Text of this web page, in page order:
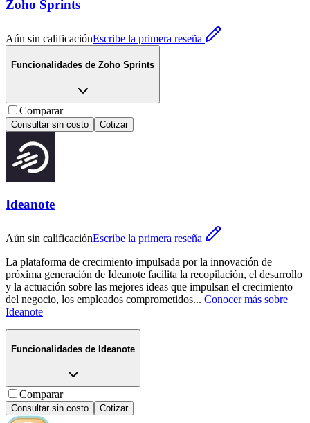
Zoho Sprints
Aún sin calificaciónEscribe la primera reseña
Funcionalidades de Zoho Sprints
Comparar
Consultar sin costo Cotizar
Ideanote
Aún sin calificaciónEscribe la primera reseña
La plataforma de crecimiento impulsada por la innovación de
próxima generación de Ideanote facilita la recopilación, el desarrollo
y la actuación sobre las mejores ideas que impulsan el crecimiento
del negocio, los empleados comprometidos... Conocer más sobre
Ideanote
Funcionalidades de Ideanote
Comparar
Consultar sin costo Cotizar